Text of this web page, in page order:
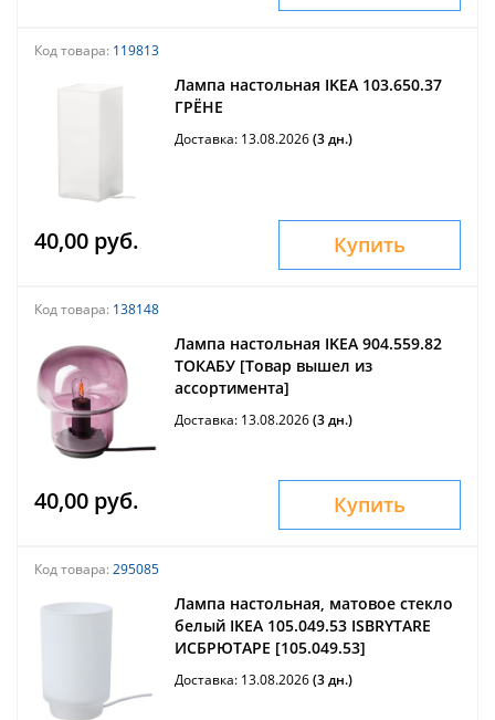
Код товара: 119813
Лампа настольная IKEA 103.650.37
ГРЁНЕ
Доставка: 13.08.2026(3 дн.)
40,00 руб. Купить
Код товара: 138148
Лампа настольная IKEA 904.559.82
ТОКАБУ [Товар вышел из
ассортимента]
Доставка: 13.08.2026(3 дн.)
40,00 руб. Купить
Код товара: 295085
Лампа настольная, матовое стекло
белый IKEA 105.049.53 ISBRYTARE
ИСБРЮТАРЕ [105.049.53]
Доставка: 13.08.2026(3 дн.)